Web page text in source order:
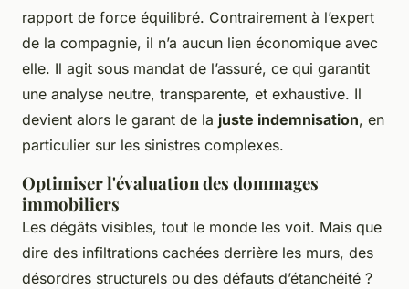
rapport de force équilibré. Contrairement à l’expert
de la compagnie, il n’a aucun lien économique avec
elle. Il agit sous mandat de l’assuré, ce qui garantit
une analyse neutre, transparente, et exhaustive. Il
devient alors le garant de la juste indemnisation, en
particulier sur les sinistres complexes.
Optimiser l'évaluation des dommages
immobiliers
Les dégâts visibles, tout le monde les voit. Mais que
dire des infiltrations cachées derrière les murs, des
désordres structurels ou des défauts d’étanchéité ?